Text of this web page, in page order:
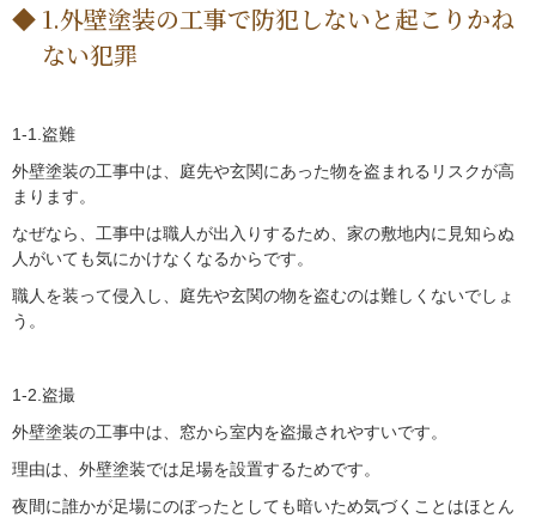
1.外壁塗装の工事で防犯しないと起こりかね
ない犯罪
1-1.盗難
外壁塗装の工事中は、庭先や玄関にあった物を盗まれるリスクが高
まります。
なぜなら、工事中は職人が出入りするため、家の敷地内に見知らぬ
人がいても気にかけなくなるからです。
職人を装って侵入し、庭先や玄関の物を盗むのは難しくないでしょ
う。
1-2.盗撮
外壁塗装の工事中は、窓から室内を盗撮されやすいです。
理由は、外壁塗装では足場を設置するためです。
夜間に誰かが足場にのぼったとしても暗いため気づくことはほとん